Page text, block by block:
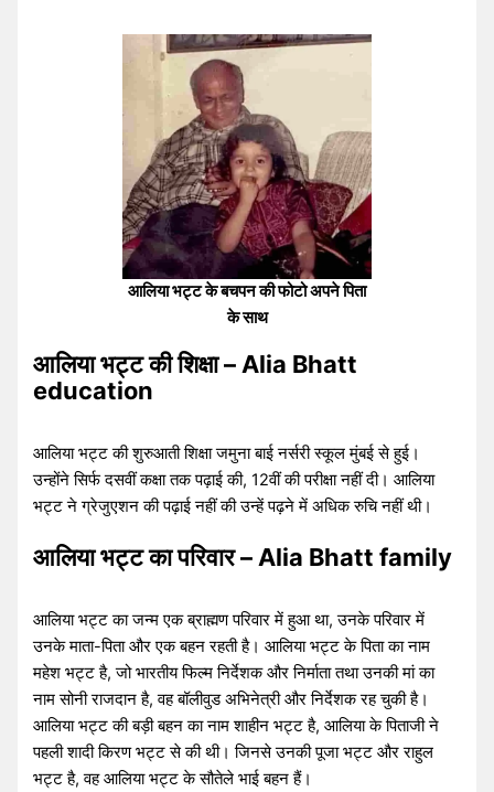
आलिया भट्ट के बचपन की फोटो अपने पिता
के साथ
आलिया भट्ट की शिक्षा – Alia Bhatt
education
आलिया भट्ट की शुरुआती शिक्षा जमुना बाई नर्सरी स्कूल मुंबई से हुई।
उन्होंने सिर्फ दसवीं कक्षा तक पढ़ाई की, 12वीं की परीक्षा नहीं दी। आलिया
भट्ट ने ग्रेजुएशन की पढ़ाई नहीं की उन्हें पढ़ने में अधिक रुचि नहीं थी।
आलिया भट्ट का परिवार – Alia Bhatt family
आलिया भट्ट का जन्म एक ब्राह्मण परिवार में हुआ था, उनके परिवार में
उनके माता-पिता और एक बहन रहती है। आलिया भट्ट के पिता का नाम
महेश भट्ट है, जो भारतीय फिल्म निर्देशक और निर्माता तथा उनकी मां का
नाम सोनी राजदान है, वह बॉलीवुड अभिनेत्री और निर्देशक रह चुकी है।
आलिया भट्ट की बड़ी बहन का नाम शाहीन भट्ट है, आलिया के पिताजी ने
पहली शादी किरण भट्ट से की थी। जिनसे उनकी पूजा भट्ट और राहुल
भट्ट है, वह आलिया भट्ट के सौतेले भाई बहन हैं।